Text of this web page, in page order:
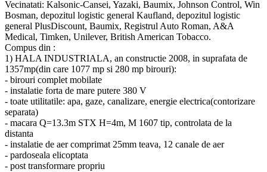
Vecinatati: Kalsonic-Cansei, Yazaki, Baumix, Johnson Control, Win
Bosman, depozitul logistic general Kaufland, depozitul logistic
general PlusDiscount, Baumix, Registrul Auto Roman, A&A
Medical, Timken, Unilever, British American Tobacco.
Compus din :
1) HALA INDUSTRIALA, an constructie 2008, in suprafata de
1357mp(din care 1077 mp si 280 mp birouri):
- birouri complet mobilate
- instalatie forta de mare putere 380 V
- toate utilitatile: apa, gaze, canalizare, energie electrica(contorizare
separata)
- macara Q=13.3m STX H=4m, M 1607 tip, controlata de la
distanta
- instalatie de aer comprimat 25mm teava, 12 canale de aer
- pardoseala elicoptata
- post transformare propriu